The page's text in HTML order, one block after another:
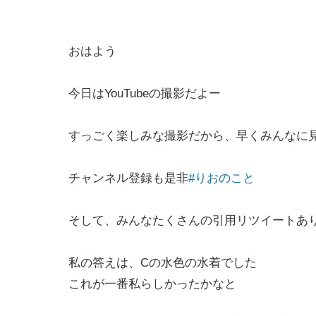
おはよう
今日はYouTubeの撮影だよー
すっごく楽しみな撮影だから、早くみんなに
チャンネル登録も是非#りおのこと
そして、みんなたくさんの引用リツイートあ
私の答えは、Cの水色の水着でした
これが一番私らしかったかなと